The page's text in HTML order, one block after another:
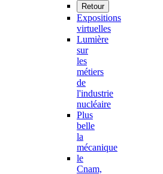
Retour
Expositions
virtuelles
Lumière
sur
les
métiers
de
l'industrie
nucléaire
Plus
belle
la
mécanique
le
Cnam,